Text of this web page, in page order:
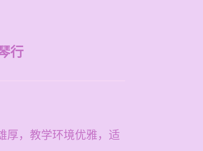
行
厚，教学环境优雅，适